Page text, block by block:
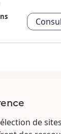
de